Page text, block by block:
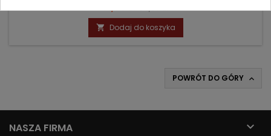
Cena
71,90 złCena
podstawowa
84,00 zł
 Dodaj do koszyka
POWRÓT DO GÓRY 
NASZA FIRMA 